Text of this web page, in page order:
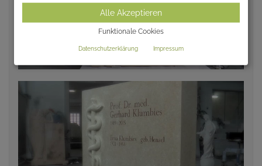
Alle Akzeptieren
Funktionale Cookies
Datenschutzerklärung Impressum